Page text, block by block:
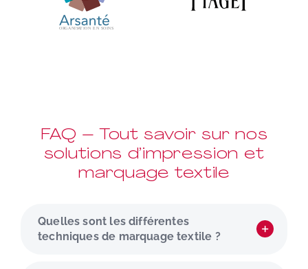
FAQ – Tout savoir sur nos
solutions d’impression et
marquage textile
Quelles sont les différentes
techniques de marquage textile ?